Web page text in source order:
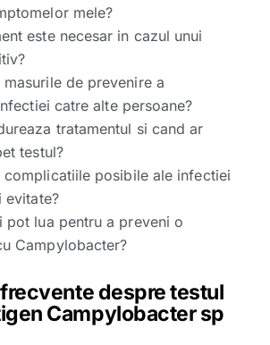
mele?
este necesar in cazul unui
de prevenire a
catre alte persoane?
tratamentul si cand ar
testul?
complicatiile posibile ale infectiei
evitate?
pot lua pentru a preveni o
Campylobacter?
despre testul
Campylobacter sp